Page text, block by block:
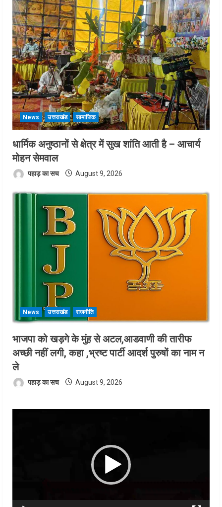
News उत्तराखंड सामाजिक
धार्मिक अनुष्ठानों से क्षेत्र में सुख शांति आती है – आचार्य
मोहन सेमवाल
पहाड़ का सच August 9, 2026
News उत्तराखंड राजनीति
भाजपा को खड़गे के मुंह से अटल,आडवाणी की तारीफ
अच्छी नहीं लगी, कहा ,भ्रष्ट पार्टी आदर्श पुरुषों का नाम न
ले
पहाड़ का सच August 9, 2026